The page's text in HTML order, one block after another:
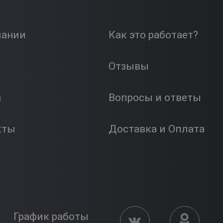
Как это работает?
Отзывы
Вопросы и ответы
Доставка и Оплата
График работы